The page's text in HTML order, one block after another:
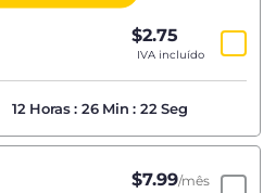
$2.75
IVA incluído
12 Horas : 26 Min : 21 Seg
$7.99/mês